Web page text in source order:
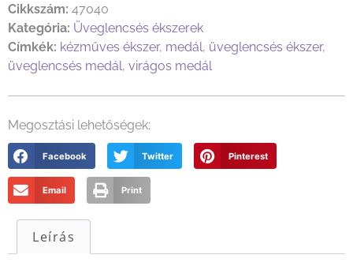
Cikkszám: 47040
Kategória: Üveglencsés ékszerek
Címkék: kézműves ékszer, medál, üveglencsés ékszer,
üveglencsés medál, virágos medál
Megosztási lehetőségek:
Facebook Twitter Pinterest
Email Print
Leírás